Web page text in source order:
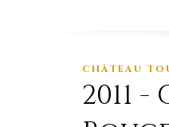
CHÂTEAU
2011 -